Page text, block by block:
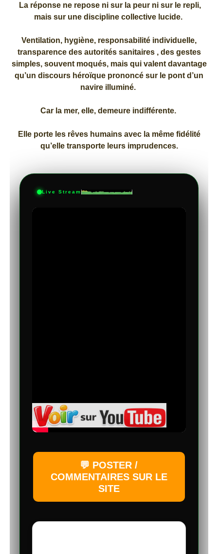
La réponse ne repose ni sur la peur ni sur le repli,
mais sur une discipline collective lucide.
Ventilation, hygiène, responsabilité individuelle,
transparence des autorités sanitaires , des gestes
simples, souvent moqués, mais qui valent davantage
qu’un discours héroïque prononcé sur le pont d’un
navire illuminé.
Car la mer, elle, demeure indifférente.
Elle porte les rêves humains avec la même fidélité
qu’elle transporte leurs imprudences.
Live Stream
💬 POSTER /
COMMENTAIRES SUR LE
SITE